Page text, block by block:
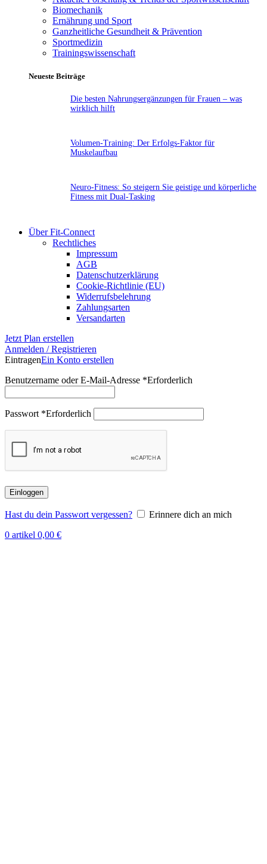
Biomechanik
Ernährung und Sport
Ganzheitliche Gesundheit & Prävention
Sportmedizin
Trainingswissenschaft
Neueste Beiträge
Die besten Nahrungsergänzungen für Frauen – was
wirklich hilft
Volumen-Training: Der Erfolgs-Faktor für
Muskelaufbau
Neuro-Fitness: So steigern Sie geistige und körperliche
Fitness mit Dual-Tasking
Über Fit-Connect
Rechtliches
Impressum
AGB
Datenschutzerklärung
Cookie-Richtlinie (EU)
Widerrufsbelehrung
Zahlungsarten
Versandarten
Jetzt Plan erstellen
Anmelden / Registrieren
EintragenEin Konto erstellen
Benutzername oder E-Mail-Adresse *Erforderlich
Passwort *Erforderlich
Einloggen
Hast du dein Passwort vergessen?
Erinnere dich an mich
0 artikel 0,00 €